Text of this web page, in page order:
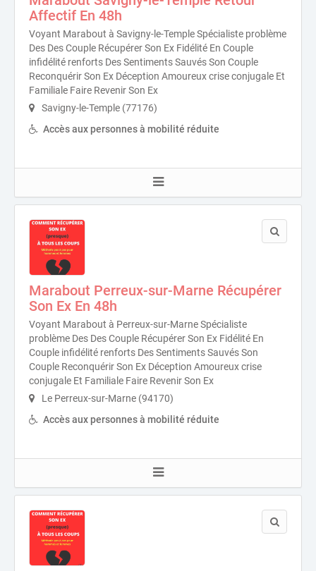
Affectif En 48h
Voyant Marabout à Savigny-le-Temple Spécialiste problème
Des Des Couple Récupérer Son Ex Fidélité En Couple
infidélité renforts Des Sentiments Sauvés Son Couple
Reconquérir Son Ex Déception Amoureux crise conjugale Et
Familiale Faire Revenir Son Ex
Savigny-le-Temple (77176)
Accès aux personnes à mobilité réduite
Marabout Perreux-sur-Marne Récupérer
Son Ex En 48h
Voyant Marabout à Perreux-sur-Marne Spécialiste
problème Des Des Couple Récupérer Son Ex Fidélité En
Couple infidélité renforts Des Sentiments Sauvés Son
Couple Reconquérir Son Ex Déception Amoureux crise
conjugale Et Familiale Faire Revenir Son Ex
Le Perreux-sur-Marne (94170)
Accès aux personnes à mobilité réduite